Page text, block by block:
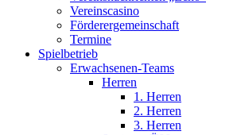
Vereinscasino
Förderergemeinschaft
Termine
Spielbetrieb
Erwachsenen-Teams
Herren
1. Herren
2. Herren
3. Herren